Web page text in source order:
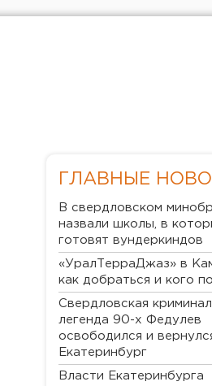
ГЛАВНЫЕ
В свердловском
назвали школы, в
готовят вундеркиндов
«УралТерраДжаз» в
как добраться и кого
Свердловская
легенда 90-х Федулев
освободился и
Екатеринбург
Власти Екатеринбурга